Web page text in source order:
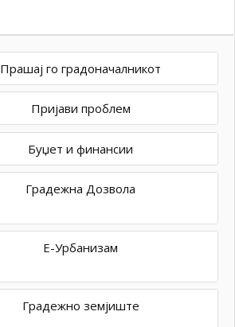
Прашај го градоначалникот
Пријави проблем
Буџет и финансии
Градежна Дозвола
Е-Урбанизам
Градежно земјиште